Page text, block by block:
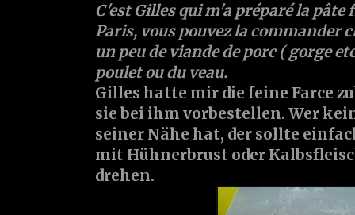
C'est Gilles qui m'a préparé la pâte
Paris, vous pouvez la commander
un peu de viande de porc ( gorge
poulet ou du veau.
Gilles hatte mir die feine Farce
sie bei ihm vorbestellen. Wer
seiner Nähe hat, der sollte
mit Hühnerbrust oder
drehen.